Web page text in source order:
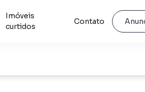
Imóveis
curtidos
Contato